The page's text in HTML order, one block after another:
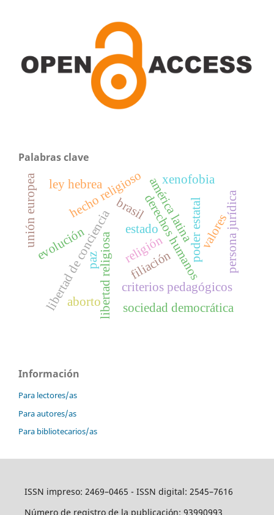
Palabras clave
libertad religiosa
libertad de conciencia derechos humanos
poder estatal
religión
estado
criterios pedagógicos
américa latinavalores
hecho religioso
paz
xenofobia
filiación
evolución persona jurídica
brasil
unión europea
sociedad democrática
aborto
ley hebrea
Información
Para lectores/as
Para autores/as
Para bibliotecarios/as
ISSN impreso: 2469–0465 - ISSN digital: 2545–7616
Número de registro de la publicación: 93990993